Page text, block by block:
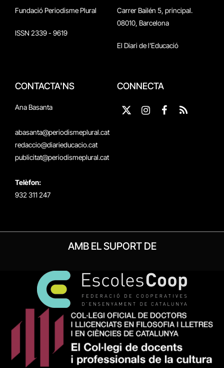
Fundació Periodisme Plural
ISSN 2339 - 9619
Carrer Bailén 5, principal.
08010, Barcelona
El Diari de l'Educació
CONTACTA'NS
Ana Basanta
abasanta@periodismeplural.cat
redaccio@diarieducacio.cat
publicitat@periodismeplural.cat
Telèfon:
932 311 247
CONNECTA
X
Instagram
Facebook
RSS
AMB EL SUPORT DE